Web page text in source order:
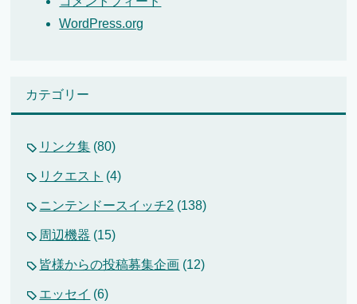
WordPress.org
カテゴリー
リンク集 (80)
リクエスト (4)
ニンテンドースイッチ2 (138)
周辺機器 (15)
皆様からの投稿募集企画 (12)
エッセイ (6)